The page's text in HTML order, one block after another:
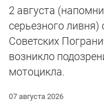
2 августа
серьезного ливня)
Советских
возникло
мотоцикла.
07 августа 2026